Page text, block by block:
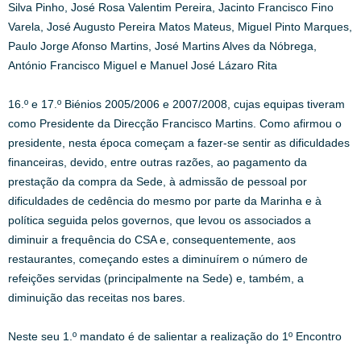
Silva Pinho, José Rosa Valentim Pereira, Jacinto Francisco Fino
Varela, José Augusto Pereira Matos Mateus, Miguel Pinto Marques,
Paulo Jorge Afonso Martins, José Martins Alves da Nóbrega,
António Francisco Miguel e Manuel José Lázaro Rita
16.º e 17.º Biénios 2005/2006 e 2007/2008, cujas equipas tiveram
como Presidente da Direcção Francisco Martins. Como afirmou o
presidente, nesta época começam a fazer-se sentir as dificuldades
financeiras, devido, entre outras razões, ao pagamento da
prestação da compra da Sede, à admissão de pessoal por
dificuldades de cedência do mesmo por parte da Marinha e à
política seguida pelos governos, que levou os associados a
diminuir a frequência do CSA e, consequentemente, aos
restaurantes, começando estes a diminuírem o número de
refeições servidas (principalmente na Sede) e, também, a
diminuição das receitas nos bares.
Neste seu 1.º mandato é de salientar a realização do 1º Encontro